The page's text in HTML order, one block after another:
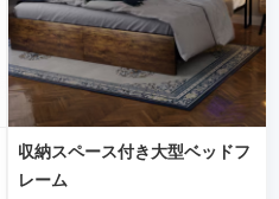
収納スペース付き大型ベッドフ
レーム